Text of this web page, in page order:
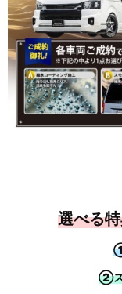
選べる
①
②ス